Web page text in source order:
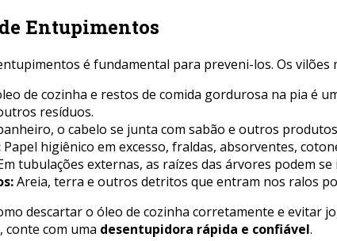
Entupimentos
é fundamental para preveni-los. Os vilões
de cozinha e restos de comida gordurosa na pia é
resíduos.
o cabelo se junta com sabão e outros
Papel higiênico em excesso, fraldas, absorventes,
tubulações externas, as raízes das árvores podem
Areia, terra e outros detritos que entram nos ralos
descartar o óleo de cozinha corretamente e
conte com uma desentupidora rápida e confiável.